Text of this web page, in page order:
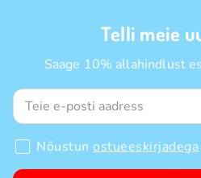
Telli meie
Saage 10% allahindlust
Nõustun ostueeskirjadega